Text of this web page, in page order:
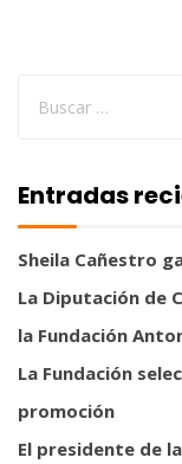
Entradas
Sheila Cañestro
La Diputación de
la Fundación
La Fundación
promoción
El presidente de